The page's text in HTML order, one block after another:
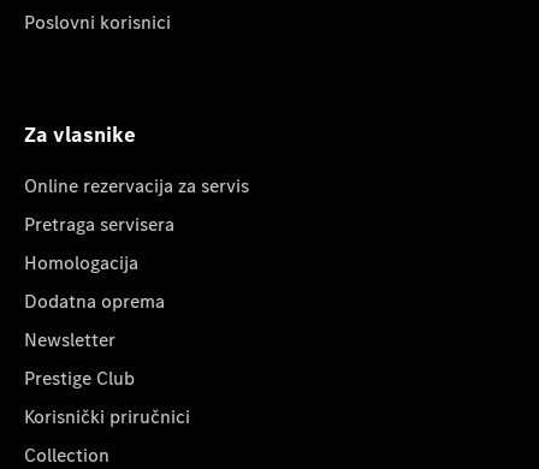
Poslovni korisnici
Za vlasnike
Online rezervacija za servis
Pretraga servisera
Homologacija
Dodatna oprema
Newsletter
Prestige Club
Korisnički priručnici
Collection